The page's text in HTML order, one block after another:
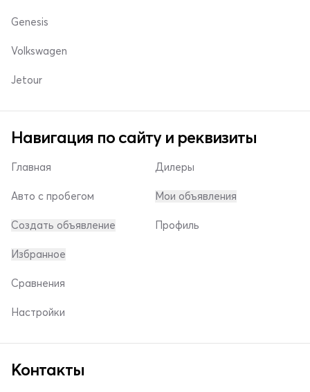
Genesis
Volkswagen
Jetour
Навигация по сайту и реквизиты
Главная
Авто с пробегом
Создать объявление
Дилеры
Мои объявления
Профиль
Избранное
Сравнения
Настройки
Контакты